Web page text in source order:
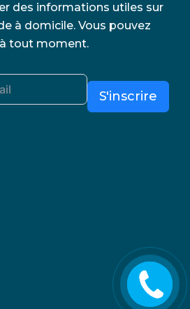
des informations utiles sur
à domicile. Vous pouvez
tout moment.
S'inscrire
Rappelez
moi